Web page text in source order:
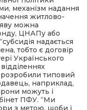
механізм надання
житлово-
можна
ЦНАПу або
надається
тобто є договір
Українського
типовий
наприклад,
можуть і
ПФУ. “Ми
з метою, щоби і